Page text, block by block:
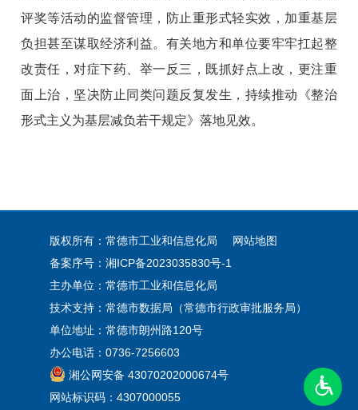
评奖等活动的监督管理，防止重形式轻实效，加重基层
负担甚至谋取经济利益。有关地方和单位要牢牢扛起整
改责任，对症下药、举一反三，既抓好点上改，更注重
面上治，坚决防止同类问题反复发生，持续推动《整治
形式主义为基层减负若干规定》落地见效。
版权所有：常德市工业和信息化局
网站地图
备案序号： 湘ICP备2023035830号-1
主办单位：常德市工业和信息化局
技术支持：常德市数据局（常德市行政审批服务局）
单位地址：常德市朗州路120号
办公电话：0736-7256603
湘公网安备 43070202000674号
网站标识码：4307000055